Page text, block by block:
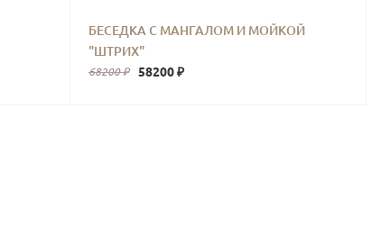
БЕСЕДКА С МАНГАЛОМ И МОЙКОЙ
"ШТРИХ"
68200 ₽ 58200 ₽